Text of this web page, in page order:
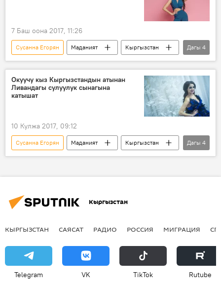
7 Баш оона 2017, 11:26
Сусанна Егорян Маданият
Кыргызстан
Коом
Жаңылыктар
наам
сулуулук сынагы
Дагы 4
Окуучу кыз Кыргызстандын атынан
Ливандагы сулуулук сынагына
катышат
10 Кулжа 2017, 09:12
Сусанна Егорян Маданият
Кыргызстан
Коом
Жаңылыктар
сынак
Дагы 4
Кыргызстан
КЫРГЫЗСТАН САЯСАТ РАДИО РОССИЯ МИГРАЦИЯ
Telegram VK ТikТоk Rutube